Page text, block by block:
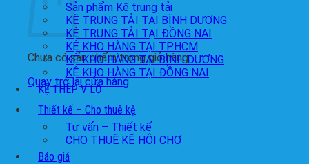
Chưa có sản phẩm trong giỏ hàng.
Quay trở lại cửa hàng
Sản phẩm Kệ trung tải
KỆ TRUNG TẢI TẠI BÌNH DƯƠNG
KỆ TRUNG TẢI TẠI ĐỒNG NAI
KỆ KHO HÀNG TẠI TP.HCM
KỆ KHO HÀNG TẠI BÌNH DƯƠNG
KỆ KHO HÀNG TẠI ĐỒNG NAI
KỆ THÉP V LỖ
Thiết kế – Cho thuê kệ
Tư vấn – Thiết kế
CHO THUÊ KỆ HỘI CHỢ
Báo giá